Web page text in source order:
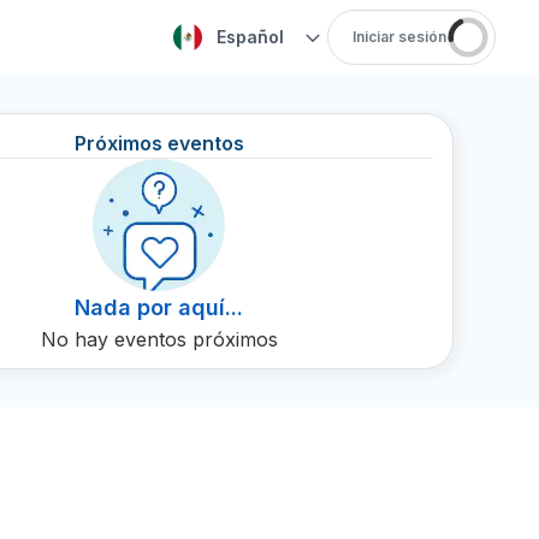
Español Iniciar sesión
Próximos eventos
Nada por aquí...
No hay eventos próximos